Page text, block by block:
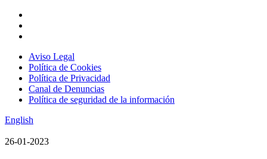
Aviso Legal
Política de Cookies
Política de Privacidad
Canal de Denuncias
Política de seguridad de la información
English
26-01-2023